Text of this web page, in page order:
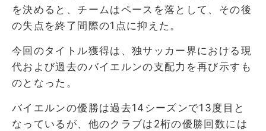
を決めると、チームはペースを落として、その後
の失点を終了間際の1点に抑えた。
今回のタイトル獲得は、独サッカー界における現
代および過去のバイエルンの支配力を再び示すも
のとなった。
バイエルンの優勝は過去14シーズンで13度目と
なっているが、他のクラブは2桁の優勝回数には